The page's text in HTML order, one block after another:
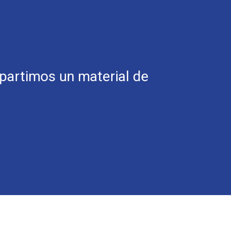
un material de